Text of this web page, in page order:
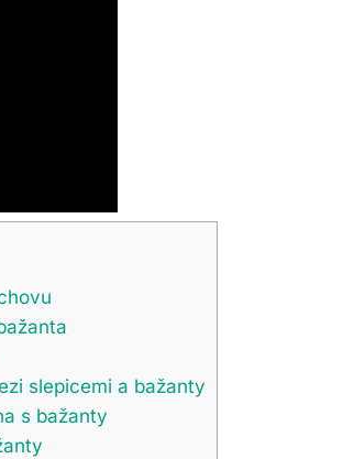
slepicemi a bažanty
s bažanty